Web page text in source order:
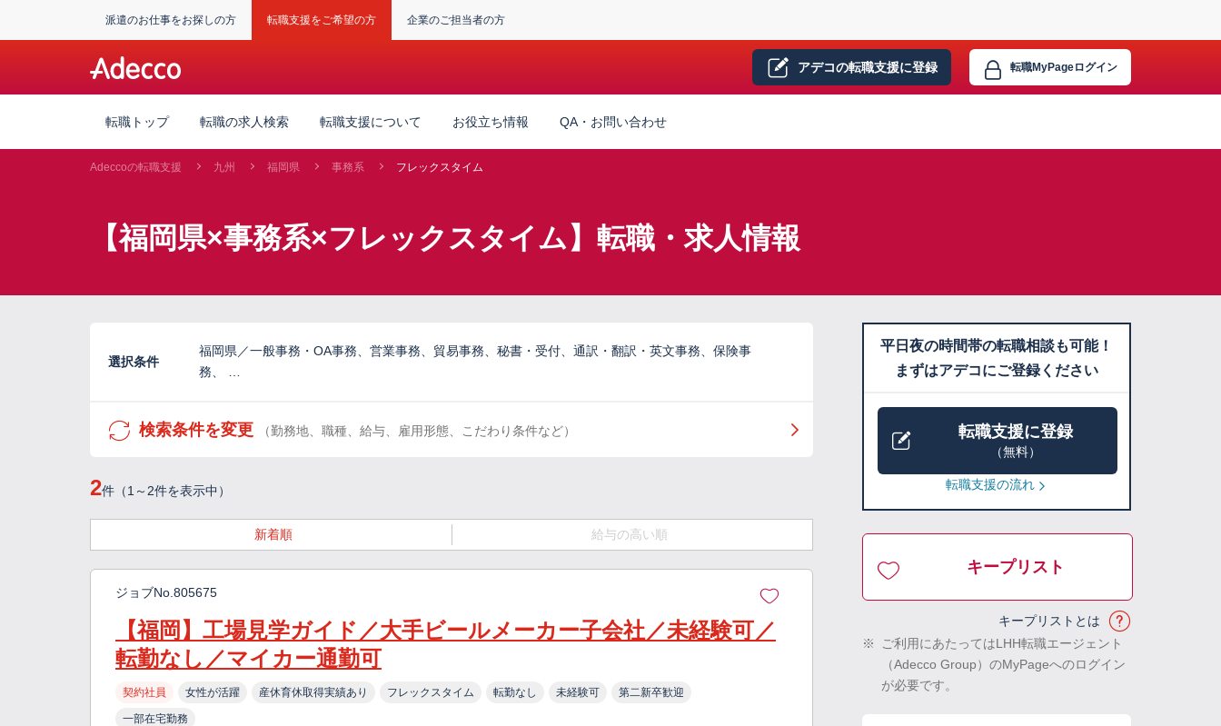
派遣のお仕事をお探しの方 転職支援をご希望の方 企業のご担当者の方
アデコの転職支援に登録 転職MyPageログイン
転職トップ 転職の求人検索 転職支援について お役立ち情報 QA・お問い合わせ
Adeccoの転職支援 九州 福岡県 事務系 フレックスタイム
【福岡県×事務系×フレックスタイム】転職・求人情報
選択条件
福岡県／一般事務・OA事務、営業事務、貿易事務、秘書・受付、通訳・翻訳・英文事務、保険事
務、 …
検索条件を変更 （勤務地、職種、給与、雇用形態、こだわり条件など）
2件（1～2件を表示中）
新着順 給与の高い順
ジョブNo.805675
【福岡】工場見学ガイド／大手ビールメーカー子会社／未経験可／
転勤なし／マイカー通勤可
契約社員 女性が活躍 産休育休取得実績あり フレックスタイム 転勤なし 未経験可 第二新卒歓迎
一部在宅勤務
平日夜の時間帯の転職相談も可能！
まずはアデコにご登録ください
転職支援に登録
（無料）
転職支援の流れ
キープリスト
キープリストとは
※
ご利用にあたってはLHH転職エージェント
（Adecco Group）のMyPageへのログイン
が必要です。